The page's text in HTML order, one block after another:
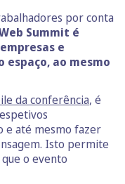
por conta
Summit é
e
espaço, ao mesmo
da conferência, é
e até mesmo fazer
Isto permite
o evento